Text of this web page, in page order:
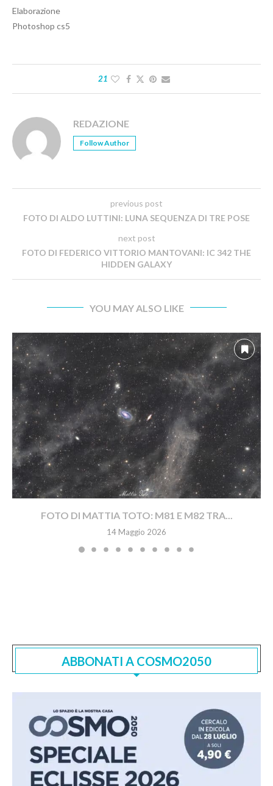
Elaborazione
Photoshop cs5
21
REDAZIONE
Follow Author
previous post
FOTO DI ALDO LUTTINI: LUNA SEQUENZA DI TRE POSE
next post
FOTO DI FEDERICO VITTORIO MANTOVANI: IC 342 THE
HIDDEN GALAXY
YOU MAY ALSO LIKE
FOTO DI MATTIA TOTO: M81 E M82 TRA...
14 Maggio 2026
ABBONATI A COSMO2050